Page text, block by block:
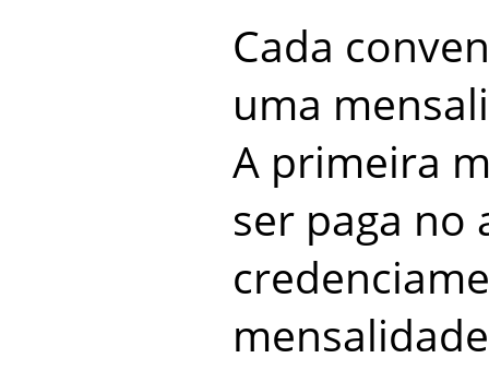
Cada
uma
A primeira
ser paga no